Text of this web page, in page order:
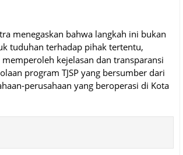
menegaskan bahwa langkah ini bukan
tuduhan terhadap pihak tertentu,
kejelasan dan transparansi
program TJSP yang bersumber dari
perusahaan yang beroperasi di Kota